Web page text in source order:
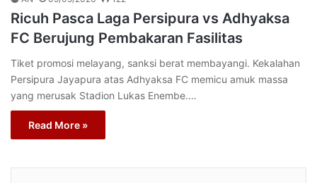
Ricuh Pasca Laga Persipura vs Adhyaksa
FC Berujung Pembakaran Fasilitas
Tiket promosi melayang, sanksi berat membayangi. Kekalahan
Persipura Jayapura atas Adhyaksa FC memicu amuk massa
yang merusak Stadion Lukas Enembe.…
Read More »